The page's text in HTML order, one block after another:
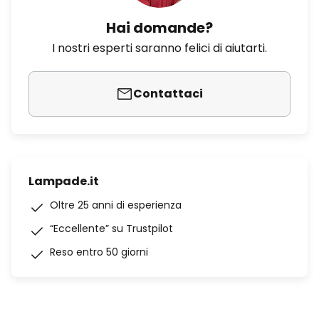
Hai domande?
I nostri esperti saranno felici di aiutarti.
Contattaci
Lampade.it
Oltre 25 anni di esperienza
“Eccellente” su Trustpilot
Reso entro 50 giorni